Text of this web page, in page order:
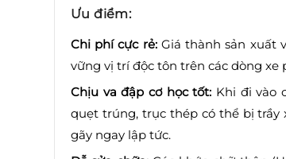
Ưu điểm:
Chi phí cực rẻ:Giá thành sản xuất
vững vị trí độc tôn trên các dòng xe
Chịu va đập cơ học tốt: Khi đi vào
quẹt trúng, trục thép có thể bị trầy
gãy ngay lập tức.